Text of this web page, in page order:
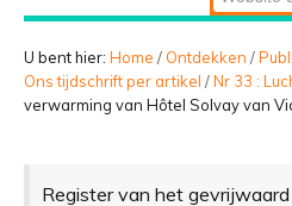
BELEVEN
zoeken...
U bent hier: Home / Ontdekken /
Ons tijdschrift per artikel /Nr 33 :
verwarming van Hôtel Solvay van
Register van het